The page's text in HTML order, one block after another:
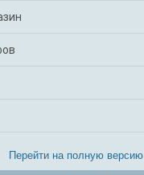
Перейти на полную версию